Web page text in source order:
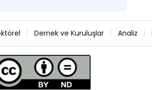
Dernek ve Kuruluşlar Analiz